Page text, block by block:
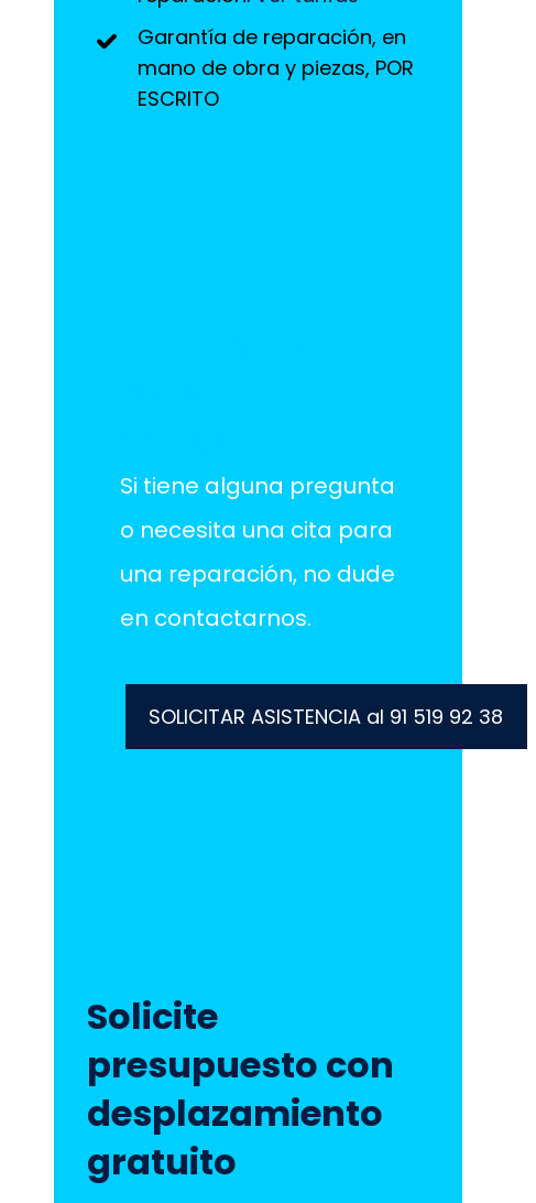
Garantía de reparación, en
mano de obra y piezas, POR
ESCRITO
Si tiene alguna pregunta
o necesita una cita para
una reparación, no dude
en contactarnos.
SOLICITAR ASISTENCIA al 91 519 92 38
Solicite
presupuesto con
desplazamiento
gratuito